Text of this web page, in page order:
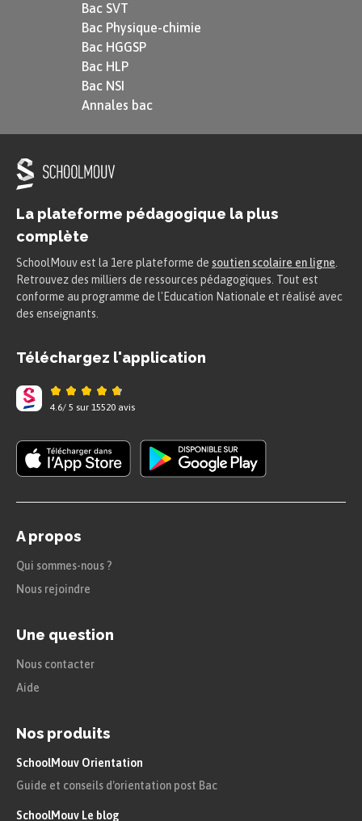
Bac SVT
Bac Physique-chimie
Bac HGGSP
Bac HLP
Bac NSI
Annales bac
La plateforme pédagogique la plus
complète
SchoolMouv est la 1ere plateforme de soutien scolaire en ligne
Retrouvez des milliers de ressources pédagogiques. Tout est
conforme au programme de l'Education Nationale et réalisé avec
des enseignants.
Téléchargez l'application
4.6/ 5 sur 15520 avis
A propos
Qui sommes-nous ?
Nous rejoindre
Une question
Nous contacter
Aide
Nos produits
SchoolMouv Orientation
Guide et conseils d'orientation post Bac
SchoolMouv Le blog